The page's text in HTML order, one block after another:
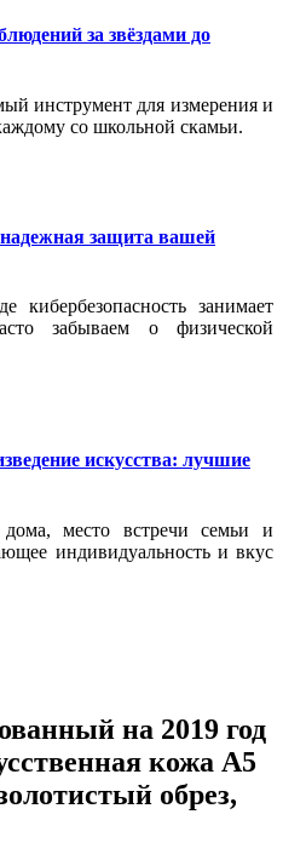
за звёздами до
инструмент для измерения и
со школьной скамьи.
защита вашей
кибербезопасность занимает
забываем о физической
искусства: лучшие
место встречи семьи и
индивидуальность и вкус
на 2019 год
кожа А5
обрез,